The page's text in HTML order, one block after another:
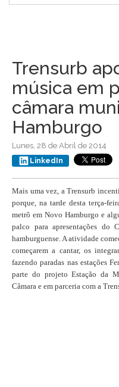
Trensurb
música em
câmara
Hamburgo
Lunes, 28 de Abril de 2014
LinkedIn
Mais uma vez, a Trensurb
porque, na tarde desta terça-
metrô em Novo Hamburgo e
palco para apresentações do
hamburguense. A atividade
começarem a cantar, os
fazendo paradas nas estações
parte do projeto Estação da
Câmara e em parceria com a